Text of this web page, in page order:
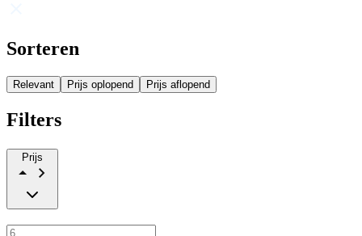
Sorteren
Relevant Prijs oplopend Prijs aflopend
Filters
Prijs